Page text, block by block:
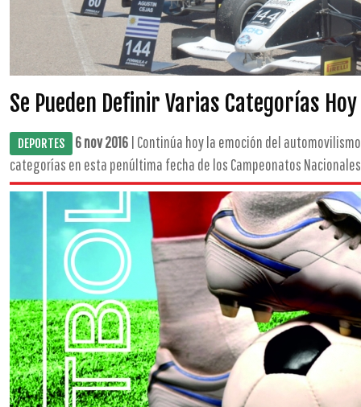
Se Pueden Definir Varias Categorías
DEPORTES 6 nov 2016 | Continúa hoy la emoción del
categorías en esta penúltima fecha de los Campeonatos Nacionales